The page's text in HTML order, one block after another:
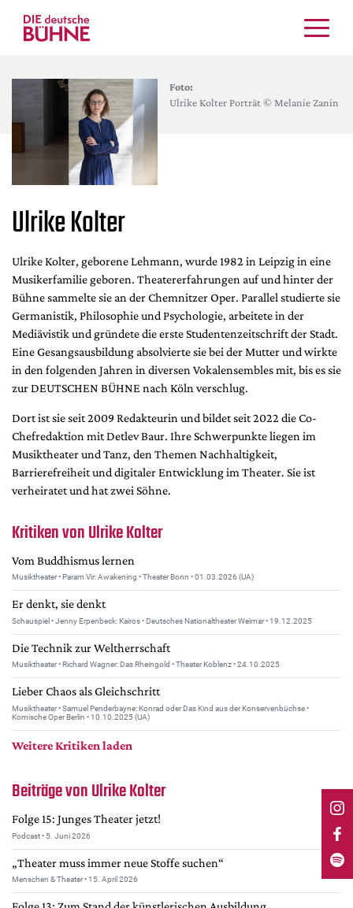
Schauspiel
Musiktheater
Tanz
Crossover
Bühnenwelt
Festivals & Veranstaltungen
Themen
Internationales
Nachrufe
Medientipps
DdB-map
Kalender
Premierensuche
Festival-Planer
Hefte
Alle Hefte
Podcast
Service
Shop / Abo
Newsletter
Redaktion
Autor:innen
Partner
Mediadaten
Suche
Foto:
Ulrike Kolter Porträt © Melanie Zanin
Ulrike Kolter
Ulrike Kolter, geborene Lehmann, wurde 1982 in Leipzig in eine
Musikerfamilie geboren. Theatererfahrungen auf und hinter der
Bühne sammelte sie an der Chemnitzer Oper. Parallel studierte sie
Germanistik, Philosophie und Psychologie, arbeitete in der
Mediävistik und gründete die erste Studentenzeitschrift der Stadt.
Eine Gesangsausbildung absolvierte sie bei der Mutter und wirkte
in den folgenden Jahren in diversen Vokalensembles mit, bis es sie
zur DEUTSCHEN BÜHNE nach Köln verschlug.
Dort ist sie seit 2009 Redakteurin und bildet seit 2022 die Co-
Chefredaktion mit Detlev Baur. Ihre Schwerpunkte liegen im
Musiktheater und Tanz, den Themen Nachhaltigkeit,
Barrierefreiheit und digitaler Entwicklung im Theater. Sie ist
verheiratet und hat zwei Söhne.
Kritiken von Ulrike Kolter
Vom Buddhismus lernen
Musiktheater • Param Vir: Awakening • Theater Bonn • 01.03.2026 (UA)
Er denkt, sie denkt
Schauspiel • Jenny Erpenbeck: Kairos • Deutsches Nationaltheater Weimar • 19.12.2025
Die Technik zur Weltherrschaft
Musiktheater • Richard Wagner: Das Rheingold • Theater Koblenz • 24.10.2025
Lieber Chaos als Gleichschritt
Musiktheater • Samuel Penderbayne: Kon­rad oder Das Kind aus der Kon­ser­ven­büchse •
Komische Oper Berlin • 10.10.2025 (UA)
Weitere Kritiken laden
Beiträge von Ulrike Kolter
Folge 15: Junges Theater jetzt!
Podcast • 5. Juni 2026
„Theater muss immer neue Stoffe suchen“
Menschen & Theater • 15. April 2026